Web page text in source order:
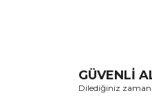
GÜVENLİ
Dilediğiniz